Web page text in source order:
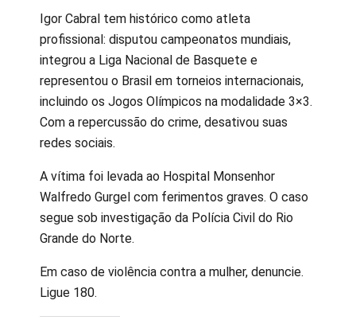
Igor Cabral tem histórico como atleta
profissional: disputou campeonatos mundiais,
integrou a Liga Nacional de Basquete e
representou o Brasil em torneios internacionais,
incluindo os Jogos Olímpicos na modalidade 3×3.
Com a repercussão do crime, desativou suas
redes sociais.
A vítima foi levada ao Hospital Monsenhor
Walfredo Gurgel com ferimentos graves. O caso
segue sob investigação da Polícia Civil do Rio
Grande do Norte.
Em caso de violência contra a mulher, denuncie.
Ligue 180.